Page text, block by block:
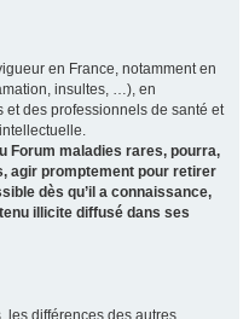
en France, notamment en
insultes, …), en
des professionnels de santé et
Forum maladies rares, pourra,
agir promptement pour retirer
dès qu’il a connaissance,
illicite diffusé dans ses
les différences des autres